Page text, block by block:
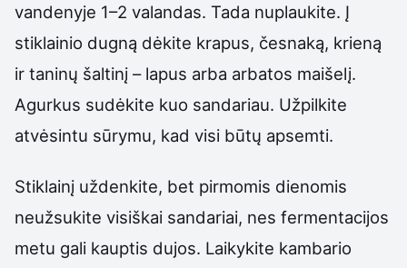
vandenyje 1–2 valandas. Tada nuplaukite. Į
stiklainio dugną dėkite krapus, česnaką, krieną
ir taninų šaltinį – lapus arba arbatos maišelį.
Agurkus sudėkite kuo sandariau. Užpilkite
atvėsintu sūrymu, kad visi būtų apsemti.
Stiklainį uždenkite, bet pirmomis dienomis
neužsukite visiškai sandariai, nes fermentacijos
metu gali kauptis dujos. Laikykite kambario